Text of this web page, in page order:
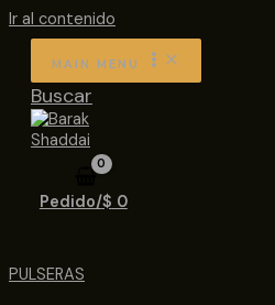
Ir al contenido
MAIN MENU
Buscar
Pedido/$ 0
PULSERAS